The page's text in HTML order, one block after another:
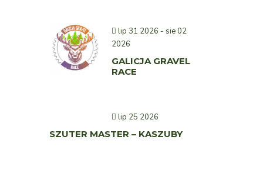
lip 31 2026 - sie 02
2026
GALICJA GRAVEL
RACE
lip 25 2026
SZUTER MASTER – KASZUBY